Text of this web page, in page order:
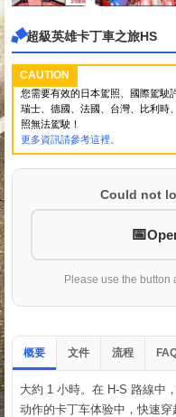
超級英雄卡丁車之旅HS
CAUTION
您需要有效的日本駕照、國際駕駛
瑞士、德國、法國、台灣、比利時
照無法駕駛！
更多資訊請參考這裡。
Could not
Please use the button
概要 文件 流程
大約 1 小時。在 H-S 路線中
动作的卡丁车体验中，快速